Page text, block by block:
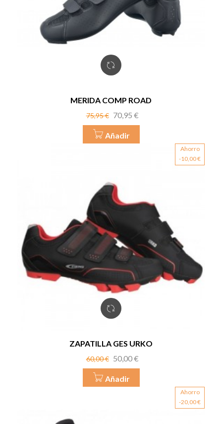
MERIDA COMP ROAD
Precio
base
75,95 € Precio
70,95 €
Añadir
Ahorro
-10,00 €
ZAPATILLA GES URKO
Precio
base
60,00 € Precio
50,00 €
Añadir
Ahorro
-20,00 €